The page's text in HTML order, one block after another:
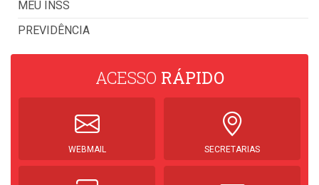
MEU INSS
PREVIDÊNCIA
ACESSO RÁPIDO
WEBMAIL SECRETARIAS